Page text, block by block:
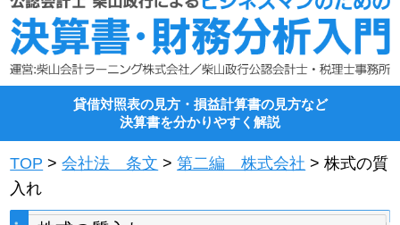
貸借対照表の見方・損益計算書の見方など
決算書を分かりやすく解説
TOP >会社法 条文 >第二編 株式会社 > 株式の質
入れ